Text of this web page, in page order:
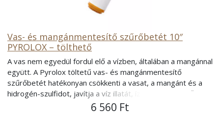
Vas- és mangánmentesítő szűrőbetét 10″
PYROLOX – tölthető
A vas nem egyedül fordul elő a vízben, általában a mangánnal
együtt. A Pyrolox töltetű vas- és mangánmentesítő
szűrőbetét hatékonyan csökkenti a vasat, a mangánt és a
hidrogén-szulfidot, javítja a víz illatát, ízét és megfelelő
mértékben javítja a víz pH értékét. A tölthető szűrőház
6 560 Ft